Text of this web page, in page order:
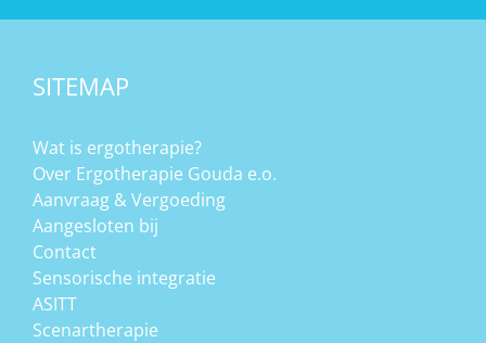
na de wedstrijd.Bas was heel blij dat hij
SITEMAP
Wat is ergotherapie?
Over Ergotherapie Gouda e.o.
Aanvraag & Vergoeding
Aangesloten bij
Contact
Sensorische integratie
ASITT
Scenartherapie